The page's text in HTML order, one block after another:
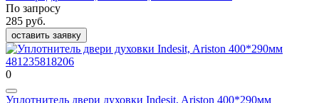
По запросу
285 руб.
оставить заявку
0
Уплотнитель двери духовки Indesit, Ariston 400*290мм